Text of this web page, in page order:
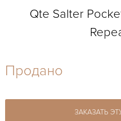
27-44
Qte Salter
Продано
ЗАКАЗАТЬ